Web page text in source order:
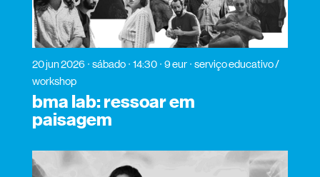
20 jun 2026 sábado 14:30 9 eur
serviço educativo /
workshop
bma lab: ressoar em
paisagem